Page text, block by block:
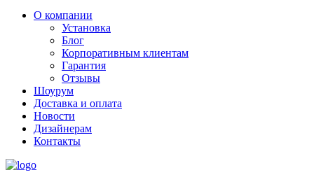
О компании
Установка
Блог
Корпоративным клиентам
Гарантия
Отзывы
Шоурум
Доставка и оплата
Новости
Дизайнерам
Контакты